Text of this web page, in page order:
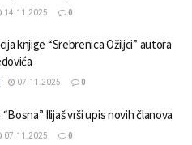
14.11.2025. 0
knjige “Srebrenica Ožiljci” autora
07.11.2025. 0
Ilijaš vrši upis novih članova
07.11.2025. 0